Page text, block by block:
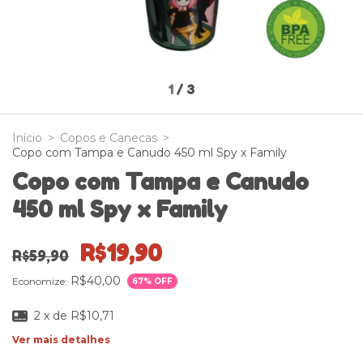
1 / 3
Início > Copos e Canecas >
Copo com Tampa e Canudo 450 ml Spy x Family
Copo com Tampa e Canudo
450 ml Spy x Family
R$59,90 R$19,90
Economize: R$40,00 67% OFF
2 x de R$10,71
Ver mais detalhes